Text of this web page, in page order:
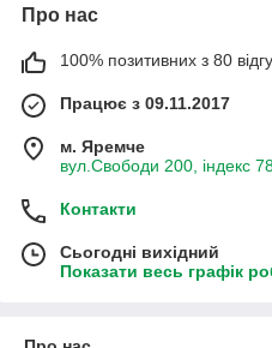
Про нас
100% позитивних з 80
Працює з 09.11.2017
м. Яремче
вул.Свободи 200, індекс
Контакти
Сьогодні вихідний
Показати весь графік